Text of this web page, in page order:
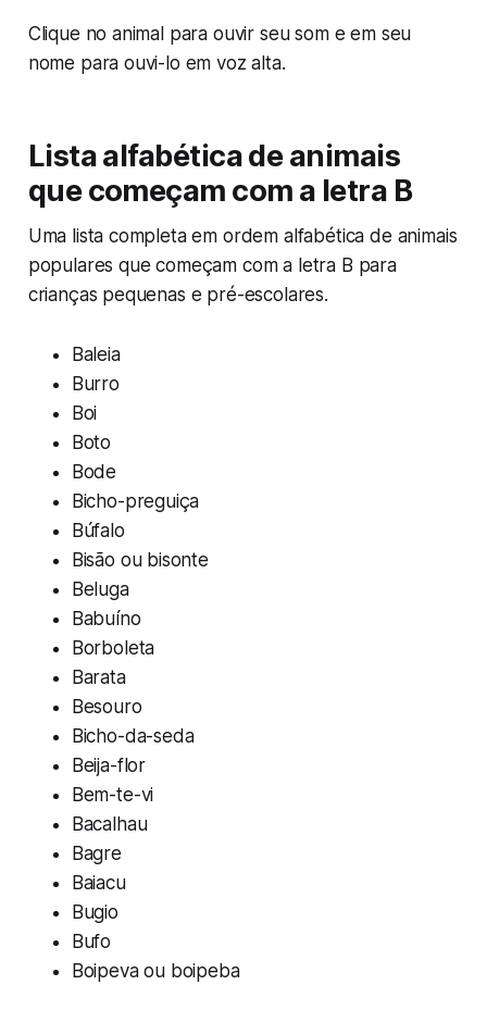
Clique no animal para ouvir seu som e em seu
nome para ouvi-lo em voz alta.
Lista alfabética de animais
que começam com a letra B
Uma lista completa em ordem alfabética de animais
populares que começam com a letra B para
crianças pequenas e pré-escolares.
Baleia
Burro
Boi
Boto
Bode
Bicho-preguiça
Búfalo
Bisão ou bisonte
Beluga
Babuíno
Borboleta
Barata
Besouro
Bicho-da-seda
Beija-flor
Bem-te-vi
Bacalhau
Bagre
Baiacu
Bugio
Bufo
Boipeva ou boipeba